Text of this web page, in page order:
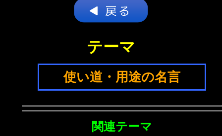
テーマ
使い道・用途の名言
関連テーマ